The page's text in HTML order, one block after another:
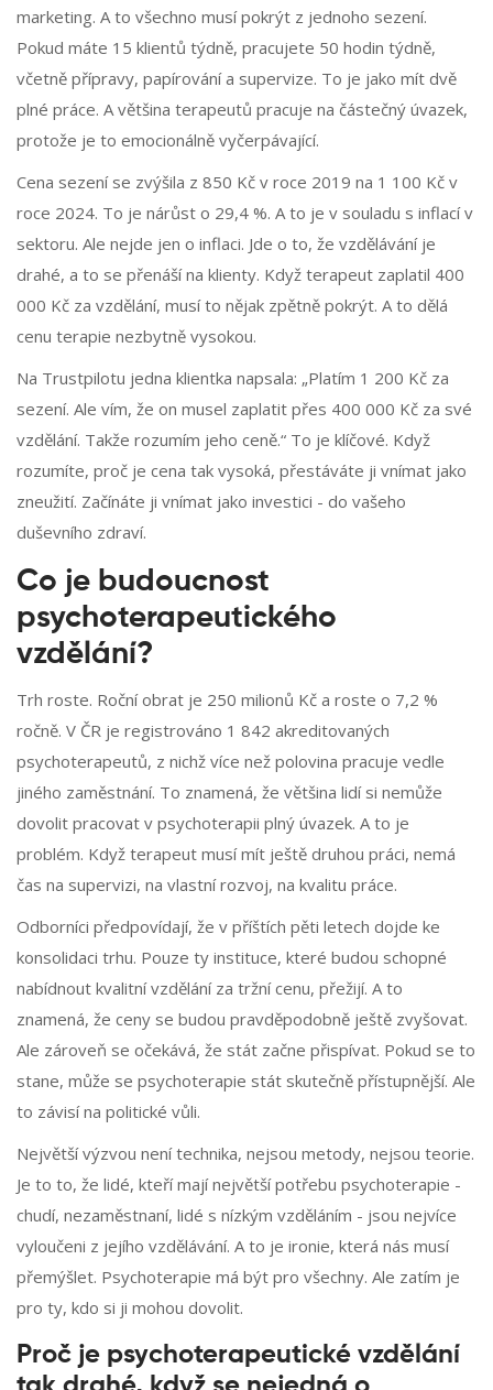
marketing. A to všechno musí pokrýt z jednoho sezení.
Pokud máte 15 klientů týdně, pracujete 50 hodin týdně,
včetně přípravy, papírování a supervize. To je jako mít dvě
plné práce. A většina terapeutů pracuje na částečný úvazek,
protože je to emocionálně vyčerpávající.
Cena sezení se zvýšila z 850 Kč v roce 2019 na 1 100 Kč v
roce 2024. To je nárůst o 29,4 %. A to je v souladu s inflací v
sektoru. Ale nejde jen o inflaci. Jde o to, že vzdělávání je
drahé, a to se přenáší na klienty. Když terapeut zaplatil 400
000 Kč za vzdělání, musí to nějak zpětně pokrýt. A to dělá
cenu terapie nezbytně vysokou.
Na Trustpilotu jedna klientka napsala: „Platím 1 200 Kč za
sezení. Ale vím, že on musel zaplatit přes 400 000 Kč za své
vzdělání. Takže rozumím jeho ceně.“ To je klíčové. Když
rozumíte, proč je cena tak vysoká, přestáváte ji vnímat jako
zneužití. Začínáte ji vnímat jako investici - do vašeho
duševního zdraví.
Co je budoucnost
psychoterapeutického
vzdělání?
Trh roste. Roční obrat je 250 milionů Kč a roste o 7,2 %
ročně. V ČR je registrováno 1 842 akreditovaných
psychoterapeutů, z nichž více než polovina pracuje vedle
jiného zaměstnání. To znamená, že většina lidí si nemůže
dovolit pracovat v psychoterapii plný úvazek. A to je
problém. Když terapeut musí mít ještě druhou práci, nemá
čas na supervizi, na vlastní rozvoj, na kvalitu práce.
Odborníci předpovídají, že v příštích pěti letech dojde ke
konsolidaci trhu. Pouze ty instituce, které budou schopné
nabídnout kvalitní vzdělání za tržní cenu, přežijí. A to
znamená, že ceny se budou pravděpodobně ještě zvyšovat.
Ale zároveň se očekává, že stát začne přispívat. Pokud se to
stane, může se psychoterapie stát skutečně přístupnější. Ale
to závisí na politické vůli.
Největší výzvou není technika, nejsou metody, nejsou teorie.
Je to to, že lidé, kteří mají největší potřebu psychoterapie -
chudí, nezaměstnaní, lidé s nízkým vzděláním - jsou nejvíce
vyloučeni z jejího vzdělávání. A to je ironie, která nás musí
přemýšlet. Psychoterapie má být pro všechny. Ale zatím je
pro ty, kdo si ji mohou dovolit.
Proč je psychoterapeutické vzdělání